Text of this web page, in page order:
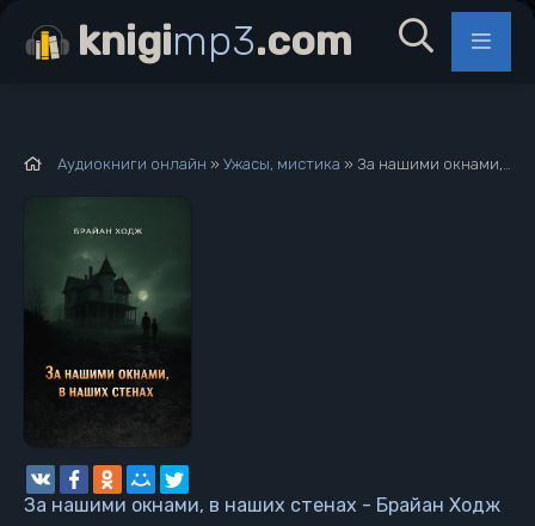
Аудиокниги онлайн » Ужасы, мистика » За нашими окнами, в наших стенах - Брайан Ходж
За нашими окнами, в наших стенах - Брайан Ходж
knigimp3.com